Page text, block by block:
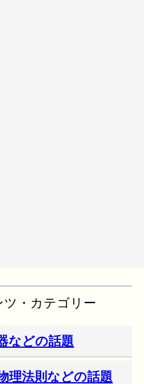
・カテゴリー
などの話題
理法則などの話題